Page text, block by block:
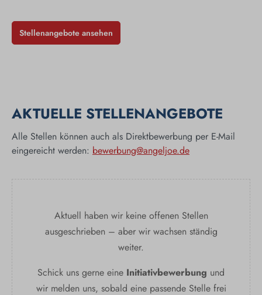
Stellenangebote ansehen
AKTUELLE STELLENANGEBOTE
Alle Stellen können auch als Direktbewerbung per E-Mail
eingereicht werden: bewerbung@angeljoe.de
Aktuell haben wir keine offenen Stellen
ausgeschrieben – aber wir wachsen ständig
weiter.
Schick uns gerne eine Initiativbewerbung und
wir melden uns, sobald eine passende Stelle frei